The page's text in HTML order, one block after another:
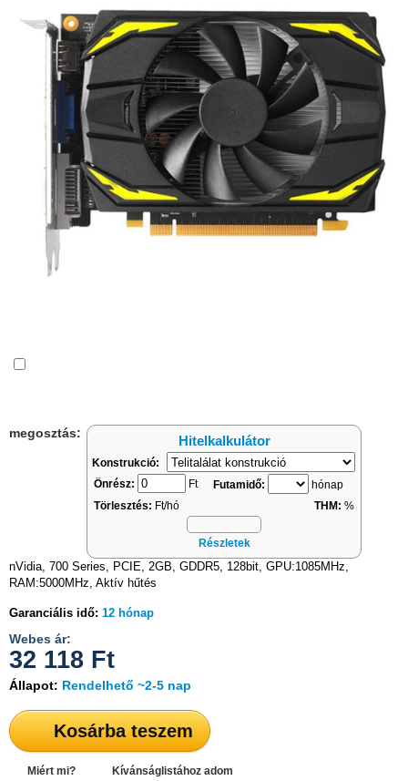
megosztás:
Hitelkalkulátor
Konstrukció:
Önrész:
Ft Futamidő:
hónap
Törlesztés: Ft/hó THM: %
Részletek
nVidia, 700 Series, PCIE, 2GB, GDDR5, 128bit, GPU:1085MHz,
RAM:5000MHz, Aktív hűtés
Garanciális idő: 12 hónap
Webes ár:
32 118 Ft
Állapot: Rendelhető ~2-5 nap
Kosárba teszem
Miért mi? Kívánságlistához adom